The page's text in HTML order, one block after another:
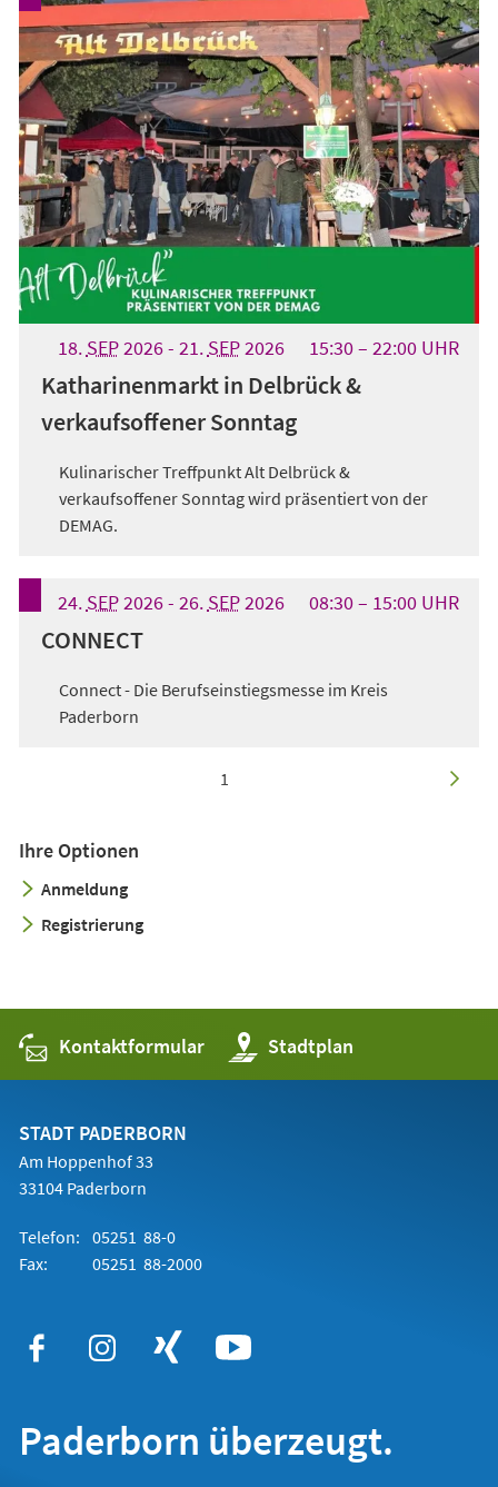
18. SEP2026- 21. SEP2026 15:30 22:00UHR
Katharinenmarkt in Delbrück &
verkaufsoffener Sonntag
Kulinarischer Treffpunkt Alt Delbrück &
verkaufsoffener Sonntag wird präsentiert von der
DEMAG.
24. SEP2026- 26. SEP2026 08:30 15:00UHR
CONNECT
Connect - Die Berufseinstiegsmesse im Kreis
Paderborn
1
Ihre Optionen
Anmeldung
Registrierung
Kontaktformular Stadtplan
(Öffnet
in
einem
STADT PADERBORN
Am Hoppenhof 33
33104 Paderborn
Telefon: 05251 88-0
Fax:
05251 88-2000
Paderborn überzeugt.